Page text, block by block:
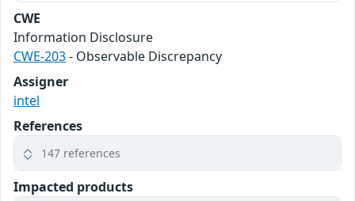
CWE
Information Disclosure
CWE-203- Observable Discrepancy
Assigner
intel
References
147 references
Impacted products